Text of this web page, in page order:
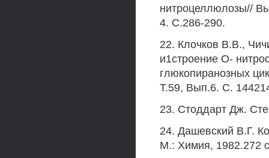
нитроцеллюлозы//
4. С.286-290.
22. Клочков В.В.,
и1строение О-
глюкопиранозных
Т.59, Вып.6. С.
23. Стоддарт Дж.
24. Дашевский В.Г.
М.: Химия, 1982.272